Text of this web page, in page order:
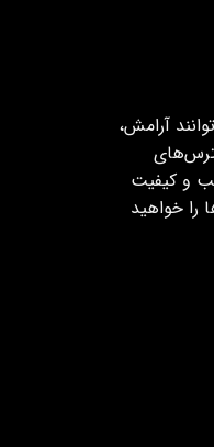
آرامش،
و کیفیت
را خواهید